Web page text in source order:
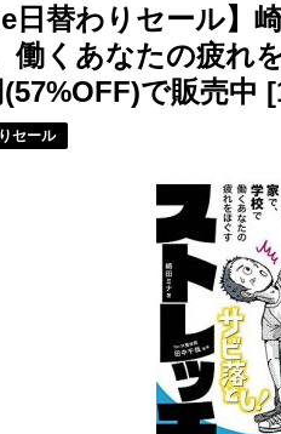
日替わりセール】
働くあなたの疲れ
で販売中
セール